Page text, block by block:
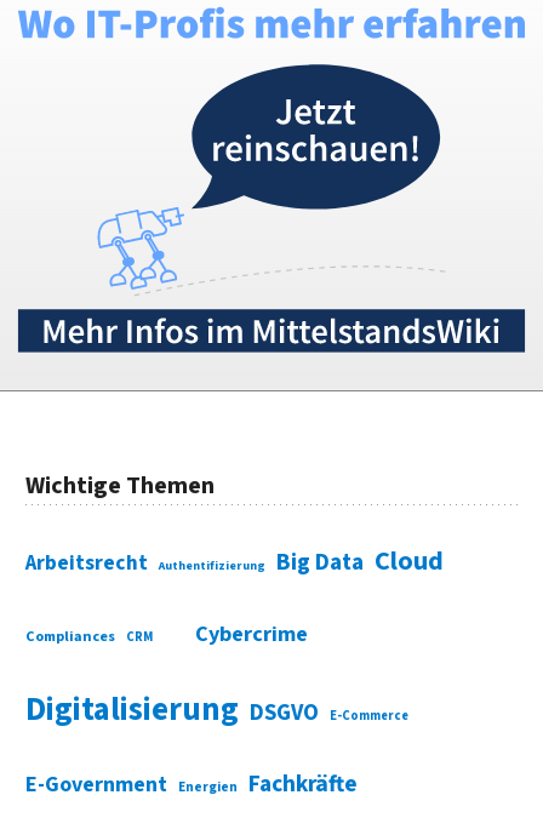
Wichtige Themen
Arbeitsrecht Authentifizierung Big Data Cloud
Compliances CRM Cybercrime
Digitalisierung DSGVO E-Commerce
E-Government Energien Fachkräfte